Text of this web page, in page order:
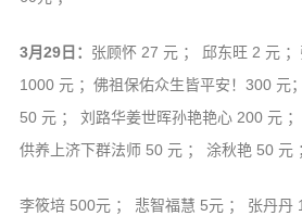
3月29日： 张顾怀 27 元 ； 邱东旺 2 元
1000 元 ；佛祖保佑众生皆平安！300 元
50 元 ； 刘路华姜世晖孙艳艳心 200 元
供养上济下群法师 50 元 ； 涂秋艳 50 元
李筱培 500元 ； 悲智福慧 5元 ； 张丹丹